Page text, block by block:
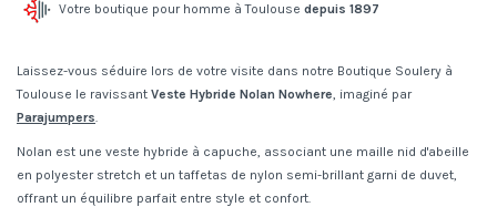
Votre boutique pour homme à Toulouse depuis 1897
Laissez-vous séduire lors de votre visite dans notre Boutique Soulery à
Toulouse le ravissant Veste Hybride Nolan Nowhere, imaginé par
Parajumpers.
Nolan est une veste hybride à capuche, associant une maille nid d'abeille
en polyester stretch et un taffetas de nylon semi-brillant garni de duvet,
offrant un équilibre parfait entre style et confort.